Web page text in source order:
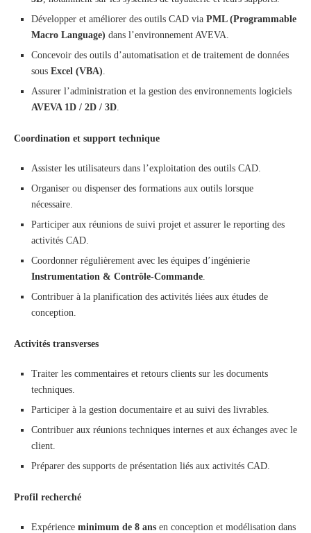
Développer et améliorer des outils CAD via PML (Programmable
Macro Language) dans l’environnement AVEVA.
Concevoir des outils d’automatisation et de traitement de données
sous Excel (VBA).
Assurer l’administration et la gestion des environnements logiciels
AVEVA 1D / 2D / 3D.
Coordination et support technique
Assister les utilisateurs dans l’exploitation des outils CAD.
Organiser ou dispenser des formations aux outils lorsque
nécessaire.
Participer aux réunions de suivi projet et assurer le reporting des
activités CAD.
Coordonner régulièrement avec les équipes d’ingénierie
Instrumentation & Contrôle-Commande.
Contribuer à la planification des activités liées aux études de
conception.
Activités transverses
Traiter les commentaires et retours clients sur les documents
techniques.
Participer à la gestion documentaire et au suivi des livrables.
Contribuer aux réunions techniques internes et aux échanges avec le
client.
Préparer des supports de présentation liés aux activités CAD.
Profil recherché
Expérience minimum de 8 ans en conception et modélisation dans